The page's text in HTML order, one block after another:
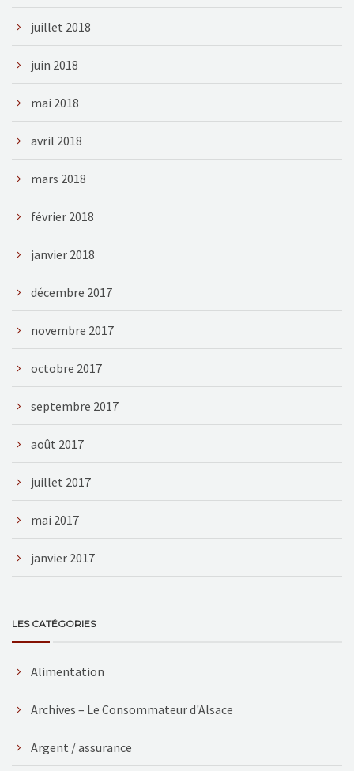
juillet 2018
juin 2018
mai 2018
avril 2018
mars 2018
février 2018
janvier 2018
décembre 2017
novembre 2017
octobre 2017
septembre 2017
août 2017
juillet 2017
mai 2017
janvier 2017
LES CATÉGORIES
Alimentation
Archives – Le Consommateur d'Alsace
Argent / assurance